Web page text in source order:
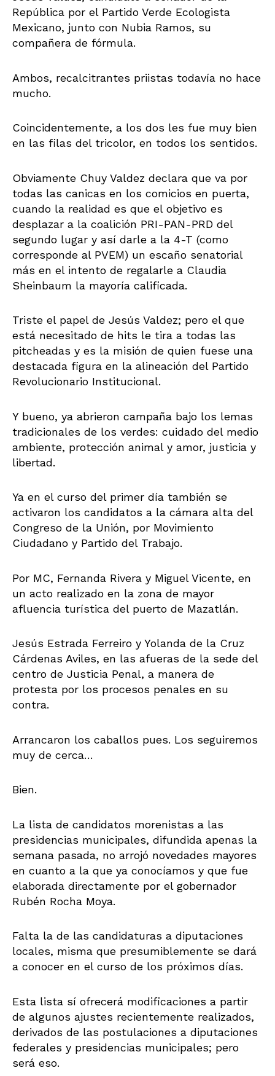
República por el Partido Verde Ecologista
Mexicano, junto con Nubia Ramos, su
compañera de fórmula.
Ambos, recalcitrantes priistas todavía no hace
mucho.
Coincidentemente, a los dos les fue muy bien
en las filas del tricolor, en todos los sentidos.
Obviamente Chuy Valdez declara que va por
todas las canicas en los comicios en puerta,
cuando la realidad es que el objetivo es
desplazar a la coalición PRI-PAN-PRD del
segundo lugar y así darle a la 4-T (como
corresponde al PVEM) un escaño senatorial
más en el intento de regalarle a Claudia
Sheinbaum la mayoría calificada.
Triste el papel de Jesús Valdez; pero el que
está necesitado de hits le tira a todas las
pitcheadas y es la misión de quien fuese una
destacada figura en la alineación del Partido
Revolucionario Institucional.
Y bueno, ya abrieron campaña bajo los lemas
tradicionales de los verdes: cuidado del medio
ambiente, protección animal y amor, justicia y
libertad.
Ya en el curso del primer día también se
activaron los candidatos a la cámara alta del
Congreso de la Unión, por Movimiento
Ciudadano y Partido del Trabajo.
Por MC, Fernanda Rivera y Miguel Vicente, en
un acto realizado en la zona de mayor
afluencia turística del puerto de Mazatlán.
Jesús Estrada Ferreiro y Yolanda de la Cruz
Cárdenas Aviles, en las afueras de la sede del
centro de Justicia Penal, a manera de
protesta por los procesos penales en su
contra.
Arrancaron los caballos pues. Los seguiremos
muy de cerca…
Bien.
La lista de candidatos morenistas a las
presidencias municipales, difundida apenas la
semana pasada, no arrojó novedades mayores
en cuanto a la que ya conocíamos y que fue
elaborada directamente por el gobernador
Rubén Rocha Moya.
Falta la de las candidaturas a diputaciones
locales, misma que presumiblemente se dará
a conocer en el curso de los próximos días.
Esta lista sí ofrecerá modificaciones a partir
de algunos ajustes recientemente realizados,
derivados de las postulaciones a diputaciones
federales y presidencias municipales; pero
será eso.